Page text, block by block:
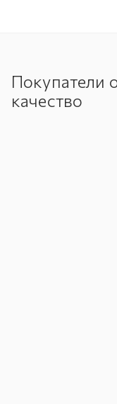
Покупатели
качество